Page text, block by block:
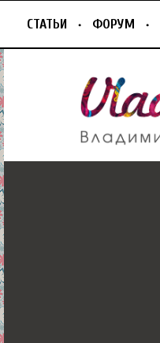
СТАТЬИ ФОРУМ